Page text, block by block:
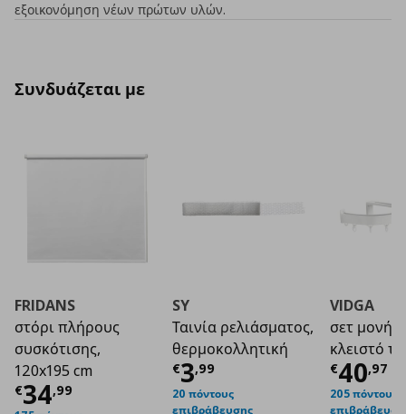
εξοικονόμηση νέων πρώτων υλών.
Συνδυάζεται με
FRIDANS
στόρι πλήρους
συσκότισης,
120x195 cm
€34,99
Τρέχουσα τιμή€ 34,99
SY
Ταινία ρελιάσματος,
θερμοκολλητική
€3,99
Τρέχουσα τιμή€
20 πόντους
επιβράβευσης
VIDGA
σετ μονής
κλειστό
€40,97
205 πόντους